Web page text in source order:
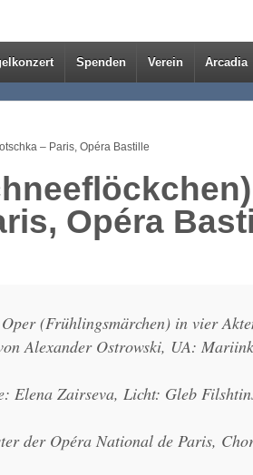
Spenden Verein Arcadia
– Paris, Opéra Bastille
Opéra
(Frühlingsmärchen) in vier
Alexander Ostrowski, UA:
Elena Zairseva, Licht: Gleb
der Opéra National de Paris,